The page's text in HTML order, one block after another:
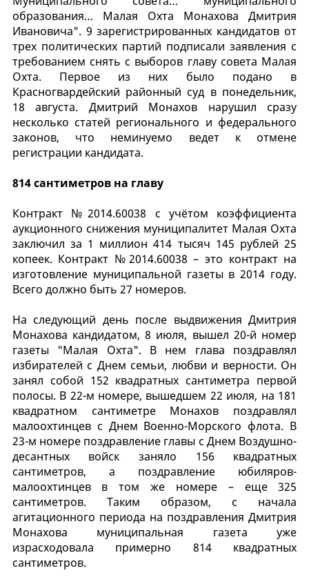
образования… Малая Охта Монахова Дмитрия
Ивановича". 9 зарегистрированных кандидатов от
трех политических партий подписали заявления с
требованием снять с выборов главу совета Малая
Охта. Первое из них было подано в
Красногвардейский районный суд в понедельник,
18 августа. Дмитрий Монахов нарушил сразу
несколько статей регионального и федерального
законов, что неминуемо ведет к отмене
регистрации кандидата.
814 сантиметров на главу
Контракт №2014.60038 с учётом коэффициента
аукционного снижения муниципалитет Малая Охта
заключил за 1 миллион 414 тысяч 145 рублей 25
копеек. Контракт №2014.60038 – это контракт на
изготовление муниципальной газеты в 2014 году.
Всего должно быть 27 номеров.
На следующий день после выдвижения Дмитрия
Монахова кандидатом, 8 июля, вышел 20-й номер
газеты "Малая Охта". В нем глава поздравлял
избирателей с Днем семьи, любви и верности. Он
занял собой 152 квадратных сантиметра первой
полосы. В 22-м номере, вышедшем 22 июля, на 181
квадратном сантиметре Монахов поздравлял
малоохтинцев с Днем Военно-Морского флота. В
23-м номере поздравление главы с Днем Воздушно-
десантных войск заняло 156 квадратных
сантиметров, а поздравление юбиляров-
малоохтинцев в том же номере – еще 325
сантиметров. Таким образом, с начала
агитационного периода на поздравления Дмитрия
Монахова муниципальная газета уже
израсходовала примерно 814 квадратных
сантиметров.